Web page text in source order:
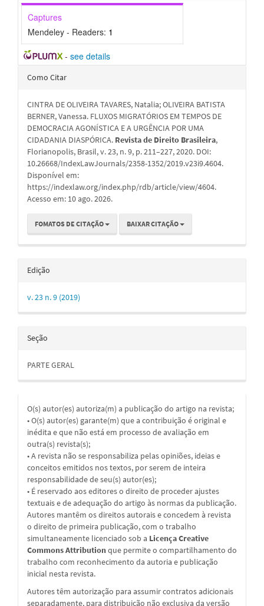
Captures
Mendeley - Readers: 1
- see details
Detalhes
artigo
Como Citar
CINTRA DE OLIVEIRA TAVARES, Natalia; OLIVEIRA BATISTA
BERNER, Vanessa. FLUXOS MIGRATÓRIOS EM TEMPOS DE
DEMOCRACIA AGONÍSTICA E A URGÊNCIA POR UMA
CIDADANIA DIASPÓRICA. Revista de Direito Brasileira,
Florianopolis, Brasil, v. 23, n. 9, p. 211–227, 2020. DOI:
10.26668/IndexLawJournals/2358-1352/2019.v23i9.4604.
Disponível em:
https://indexlaw.org/index.php/rdb/article/view/4604.
Acesso em: 10 ago. 2026.
FOMATOS DE CITAÇÃO BAIXAR CITAÇÃO
Edição
v. 23 n. 9 (2019)
Seção
PARTE GERAL
O(s) autor(es) autoriza(m) a publicação do artigo na revista;
• O(s) autor(es) garante(m) que a contribuição é original e
inédita e que não está em processo de avaliação em
outra(s) revista(s);
• A revista não se responsabiliza pelas opiniões, ideias e
conceitos emitidos nos textos, por serem de inteira
responsabilidade de seu(s) autor(es);
• É reservado aos editores o direito de proceder ajustes
textuais e de adequação do artigo às normas da publicação.
Autores mantêm os direitos autorais e concedem à revista
o direito de primeira publicação, com o trabalho
simultaneamente licenciado sob a Licença Creative
Commons Attributionque permite o compartilhamento do
trabalho com reconhecimento da autoria e publicação
inicial nesta revista.
Autores têm autorização para assumir contratos adicionais
separadamente, para distribuição não exclusiva da versão